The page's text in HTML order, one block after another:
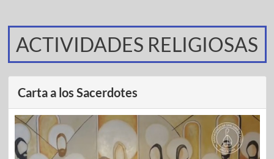
ACTIVIDADES RELIGIOSAS
Carta a los Sacerdotes